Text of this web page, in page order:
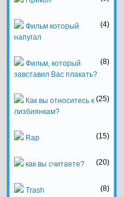
Фильм который
напугал
(4)
Фильм, который
завставил Вас плакать?
(8)
Как вы относитесь к
лизбиянкам?
(25)
Rap (15)
как вы считаете? (20)
Trash (8)